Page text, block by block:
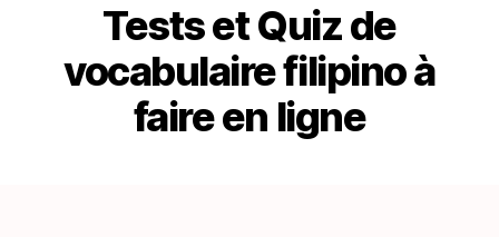
Tests et Quiz de
vocabulaire filipino à
faire en ligne